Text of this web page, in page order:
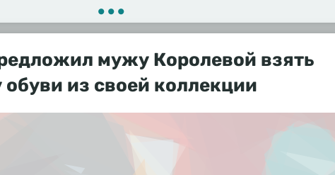
•••
мужу Королевой взять
из своей коллекции